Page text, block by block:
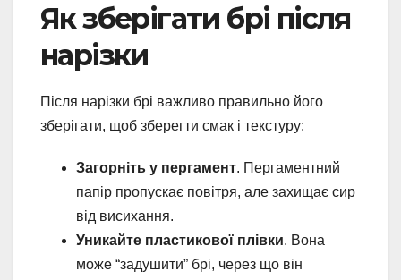
Як зберігати брі після
нарізки
Після нарізки брі важливо правильно його
зберігати, щоб зберегти смак і текстуру:
Загорніть у пергамент. Пергаментний
папір пропускає повітря, але захищає сир
від висихання.
Уникайте пластикової плівки. Вона
може “задушити” брі, через що він